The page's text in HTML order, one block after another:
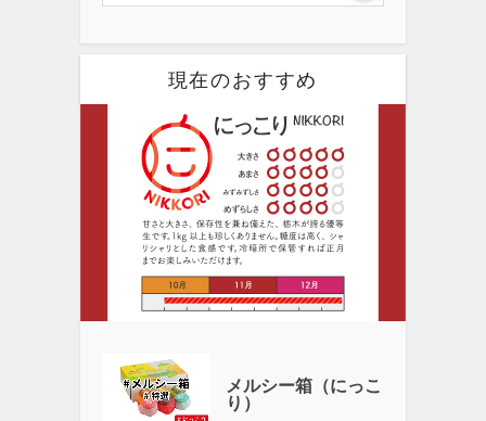
現在のおすすめ
メルシー箱（にっこ
り）